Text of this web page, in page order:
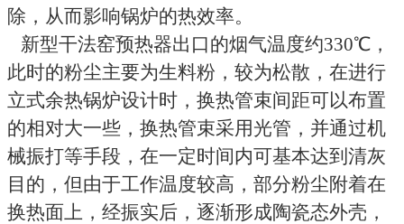
除，从而影响锅炉的热效率。
新型干法窑预热器出口的烟气温度约330℃ ，
此时的粉尘主要为生料粉，较为松散，在进行
立式余热锅炉设计时，换热管束间距可以布置
的相对大一些，换热管束采用光管，并通过机
械振打等手段，在一定时间内可基本达到清灰
目的，但由于工作温度较高，部分粉尘附着在
换热面上，经振实后，逐渐形成陶瓷态外壳，